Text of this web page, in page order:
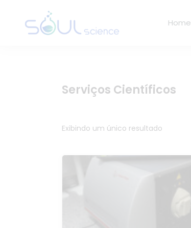
Home
Serviços Científicos
Exibindo um único resultado